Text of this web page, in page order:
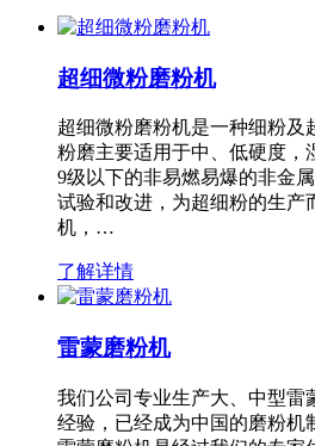
超细微粉磨粉机
超细微粉磨粉机是一种细粉及
粉磨主要适用于中、低硬度，
9级以下的非易燃易爆的非金
试验和改进，为超细粉的生产
机，…
了解详情
雷蒙磨粉机
我们公司专业生产大、中型雷
经验，已经成为中国的磨粉机